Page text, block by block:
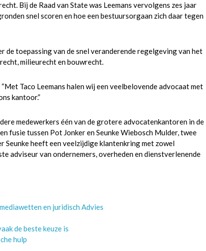
Bij de Raad van State was Leemans vervolgens zes jaar
snel scoren en hoe een bestuursorgaan zich daar tegen
de toepassing van de snel veranderende regelgeving van het
milieurecht en bouwrecht.
Taco Leemans halen wij een veelbelovende advocaat met
kantoor.”
medewerkers één van de grotere advocatenkantoren in de
fusie tussen Pot Jonker en Seunke Wiebosch Mulder, twee
Seunke heeft een veelzijdige klantenkring met zowel
adviseur van ondernemers, overheden en dienstverlenende
en juridisch Advies
de beste keuze is
hulp